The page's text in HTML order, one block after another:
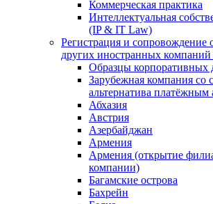
Коммерческая практика
Интеллектуальная
(IP & IT Law)
Регистрация и
других иностранных компаний
Образцы корпоративных
Зарубежная компания со
альтернатива платёжным
Абхазия
Австрия
Азербайджан
Армения
Армения (открытие
компании)
Багамские острова
Бахрейн